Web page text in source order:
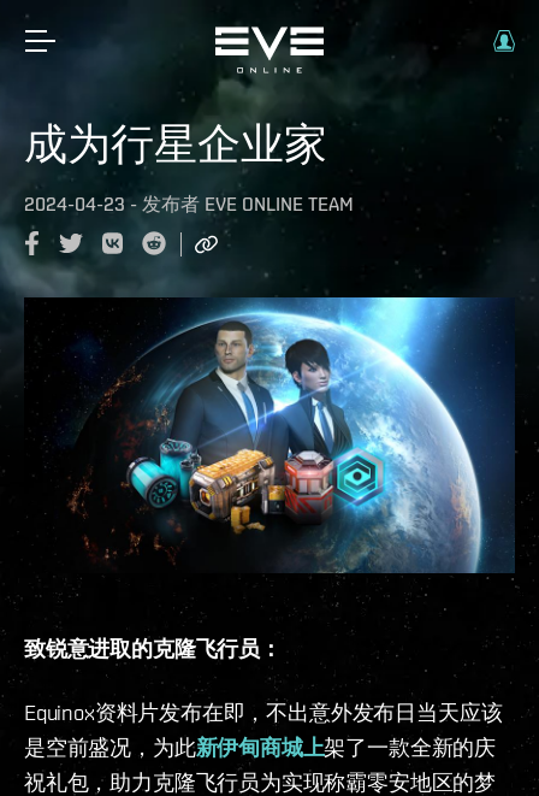
成为行星企业家
2024-04-23 - 发布者 EVE ONLINE TEAM
致锐意进取的克隆飞行员：
Equinox资料片发布在即，不出意外发布日当天应该
是空前盛况，为此新伊甸商城上架了一款全新的庆
祝礼包，助力克隆飞行员为实现称霸零安地区的梦